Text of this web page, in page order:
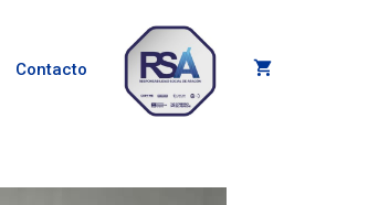
Contacto